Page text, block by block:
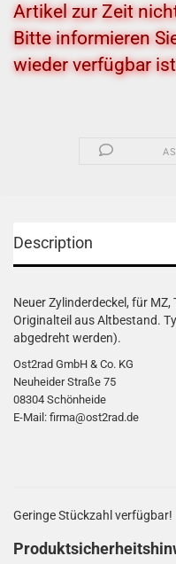
Artikel zur Zeit
Bitte informieren
wieder verfügbar
Description
Neuer Zylinderdeckel, für MZ,
Originalteil aus Altbestand.
abgedreht werden).
Ost2rad GmbH & Co. KG
Neuheider Straße 75
08304 Schönheide
E-Mail: firma@ost2rad.de
Geringe Stückzahl verfügbar!